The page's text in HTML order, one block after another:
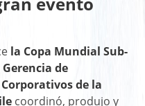
la Copa Mundial Sub-
Gerencia de
de la
coordinó, produjo y